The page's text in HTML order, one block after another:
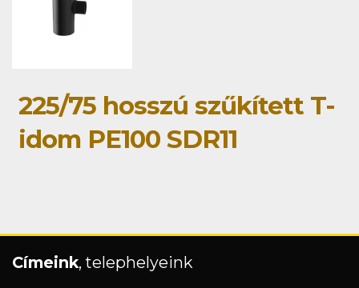
225/75 hosszú szűkített T-
idom PE100 SDR11
Címeink, telephelyeink